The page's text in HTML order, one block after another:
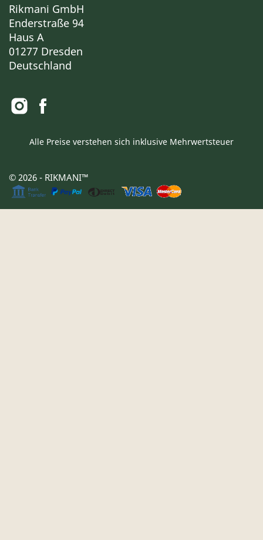
Rikmani GmbH
Enderstraße 94
Haus A
01277 Dresden
Deutschland
Alle Preise verstehen sich inklusive Mehrwertsteuer
© 2026 - RIKMANI™